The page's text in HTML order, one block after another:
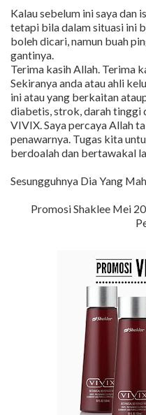
Kalau sebelum ini saya dan
tetapi bila dalam situasi ini
boleh dicari, namun buah
gantinya.
Terima kasih Allah. Terima
Sekiranya anda atau ahli
ini atau yang berkaitan
diabetis, strok, darah tinggi
VIVIX. Saya percaya Allah
penawarnya. Tugas kita
berdoalah dan bertawakal
Sesungguhnya Dia Yang
Promosi Shaklee Mei